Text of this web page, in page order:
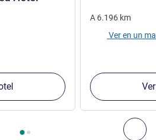
cercanos
establecimientos cercanos 1 :,
A 6.196 km
Ver en un